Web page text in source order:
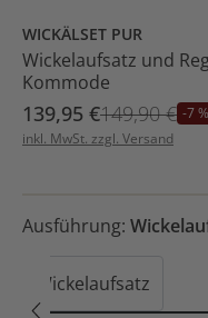
WICKÄLSET PUR
Wickelaufsatz und
Kommode
139,95 €149,90 € -7 %
inkl. MwSt. zzgl. Versand
Ausführung:
Wickelaufsatz